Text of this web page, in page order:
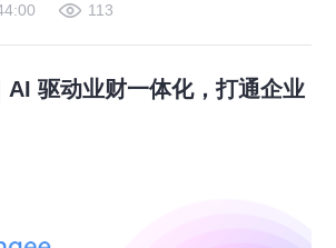
113
AI 驱动业财一体化，打通企业